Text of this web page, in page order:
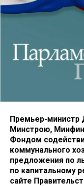
Премьер-министр
Минстрою,
Фондом
коммунального
предложения по
по капитальному
сайте